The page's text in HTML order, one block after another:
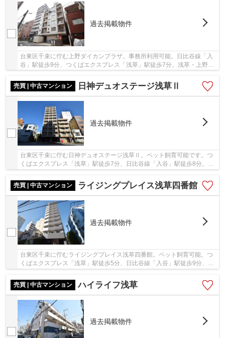
過去掲載物件
台東区千束に佇む上野ダイカンプラザ。事務所利用可能。日比谷線「入
谷」駅徒歩9分、つくばエクスプレス「浅草」駅徒歩7分。浅草・上野エ
売買 | 中古マンション
日神デュオステージ浅草Ⅱ
過去掲載物件
台東区千束に佇む日神デュオステージ浅草Ⅱ。ペット飼育可能です。つ
くばエクスプレス「浅草」駅徒歩7分、日比谷線「入谷」駅徒歩8分。近
売買 | 中古マンション
ライジングプレイス浅草四番館
過去掲載物件
台東区千束に佇むライジングプレイス浅草四番館。ペット飼育可能。つ
くばエクスプレス「浅草」駅徒歩5分、日比谷線「入谷」駅徒歩9分、銀
売買 | 中古マンション
ハイライフ浅草
過去掲載物件